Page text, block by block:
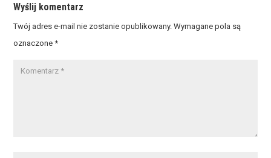
Wyślij komentarz
Twój adres e-mail nie zostanie opublikowany. Wymagane pola są
oznaczone*